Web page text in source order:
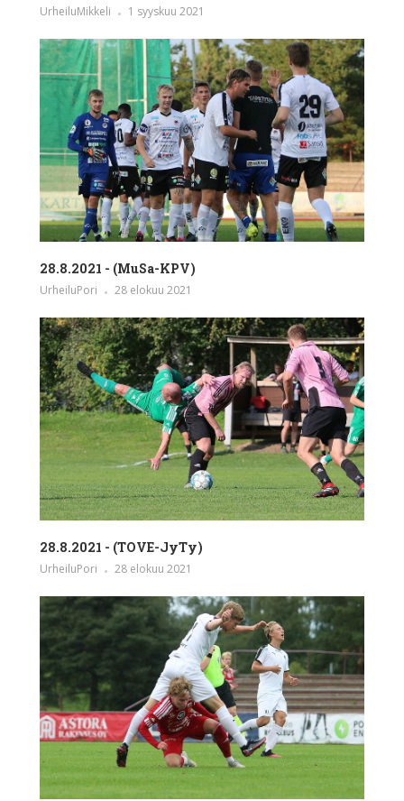
UrheiluMikkeli 1 syyskuu 2021
28.8.2021 - (MuSa-KPV)
UrheiluPori 28 elokuu 2021
28.8.2021 - (TOVE-JyTy)
UrheiluPori 28 elokuu 2021